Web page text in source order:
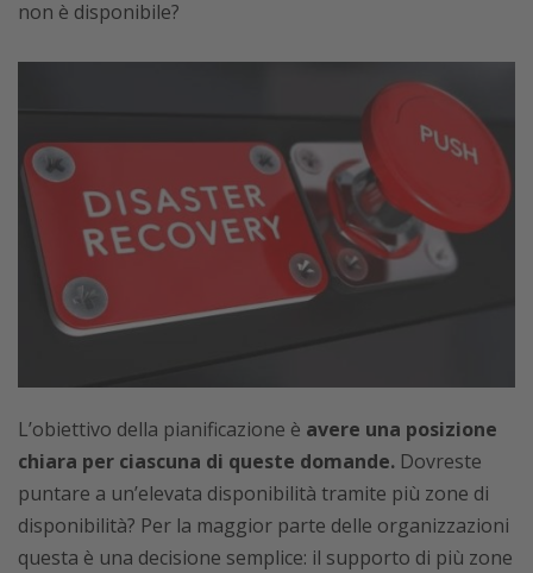
non è disponibile?
L’obiettivo della pianificazione è avere una posizione
chiara per ciascuna di queste domande. Dovreste
puntare a un’elevata disponibilità tramite più zone di
disponibilità? Per la maggior parte delle organizzazioni
questa è una decisione semplice: il supporto di più zone